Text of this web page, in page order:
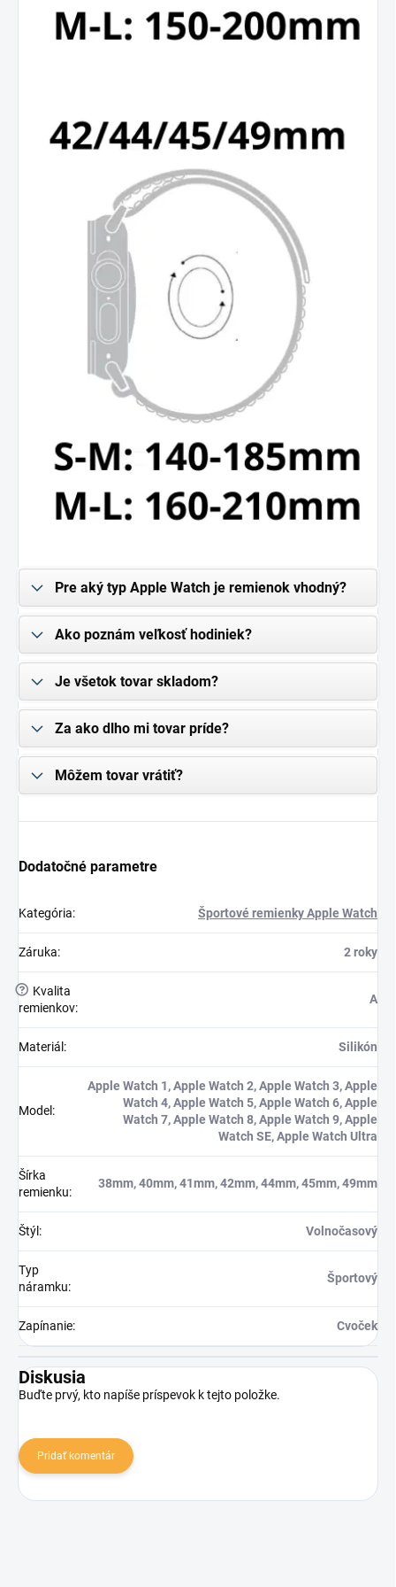
Pre aký typ Apple Watch je remienok vhodný?
Ako poznám veľkosť hodiniek?
Je všetok tovar skladom?
Za ako dlho mi tovar príde?
Môžem tovar vrátiť?
Dodatočné parametre
Kategória: Športové remienky Apple Watch
Záruka: 2 roky
?
Kvalita
remienkov:
A
Materiál : Silikón
Model :
Apple Watch 1, Apple Watch 2, Apple Watch 3, Apple
Watch 4, Apple Watch 5, Apple Watch 6, Apple
Watch 7, Apple Watch 8, Apple Watch 9, Apple
Watch SE, Apple Watch Ultra
Šírka
remienku:
38mm, 40mm, 41mm, 42mm, 44mm, 45mm, 49mm
Štýl : Volnočasový
Typ
náramku:
Športový
Zapínanie: Cvoček
Diskusia
Buďte prvý, kto napíše príspevok k tejto položke.
Pridať komentár